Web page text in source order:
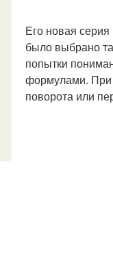
Его новая
было выбрано
попытки
формулами. При
поворота или